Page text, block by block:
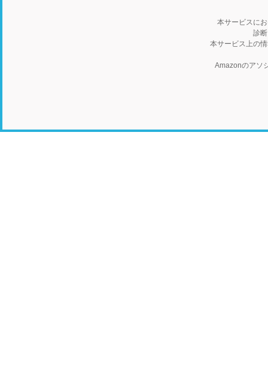
本サービスに
診
本サービス上の
Amazonのアソ